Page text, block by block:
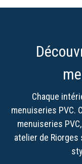
Chaque
menuiseries PVC.
menuiseries
atelier de Riorges